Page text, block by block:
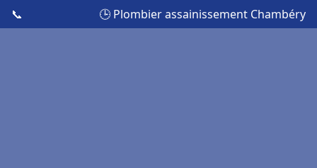
📞 🕒 Plombier assainissement Chambéry